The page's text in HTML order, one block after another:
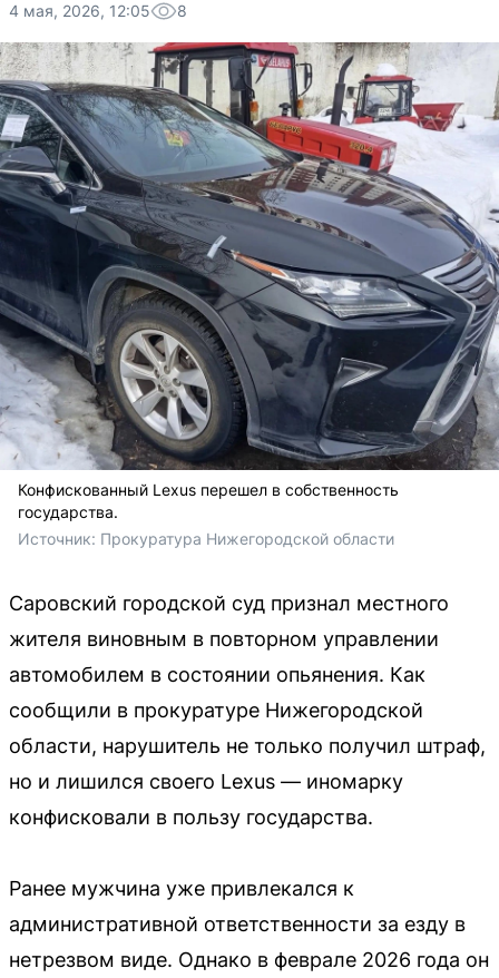
4 мая, 2026, 12:05 8
Конфискованный Lexus перешел в собственность
государства.
Источник: Прокуратура Нижегородской области
Саровский городской суд признал местного
жителя виновным в повторном управлении
автомобилем в состоянии опьянения. Как
сообщили в прокуратуре Нижегородской
области, нарушитель не только получил штраф,
но и лишился своего Lexus — иномарку
конфисковали в пользу государства.
Ранее мужчина уже привлекался к
административной ответственности за езду в
нетрезвом виде. Однако в феврале 2026 года он